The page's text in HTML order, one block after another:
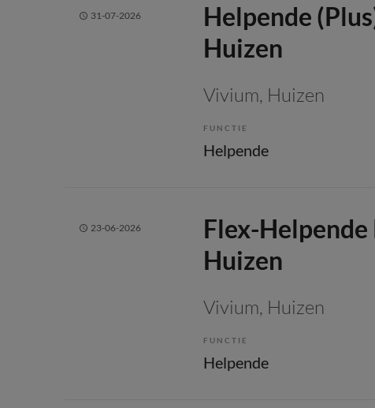
31-07-2026
Helpende
Huizen
Vivium, Huizen
FUNCTIE
Helpende
23-06-2026
Flex-Helpende
Huizen
Vivium, Huizen
FUNCTIE
Helpende